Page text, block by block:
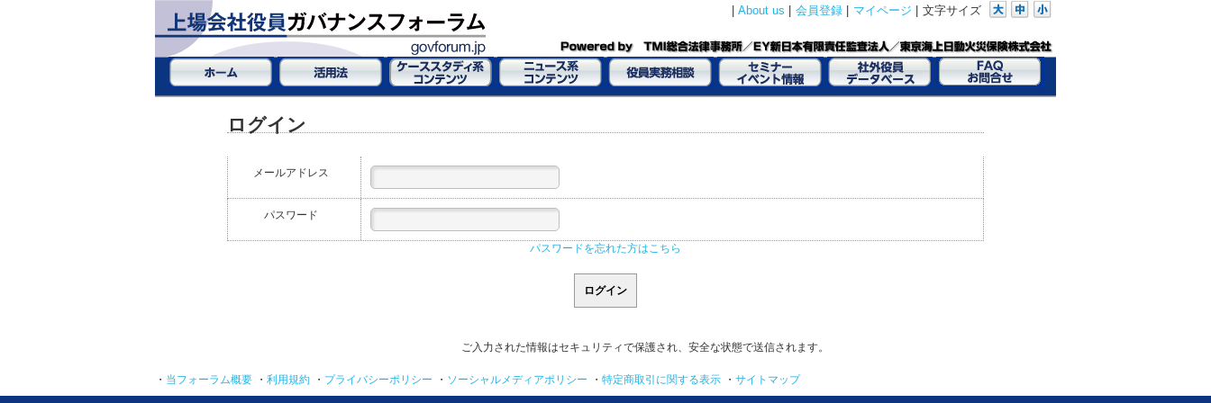
About us 会員登録 マイページ 文字サイズ
ログイン
メールアドレス
パスワード
パスワードを忘れた方はこちら
ご入力された情報はセキュリティで保護され、安全な状態で送信されます。
・ 当フォーラム概要 ・ 利用規約 ・ プライバシーポリシー ・ ソーシャルメディアポリシー ・ 特定商取引に関する表示 ・ サイトマップ